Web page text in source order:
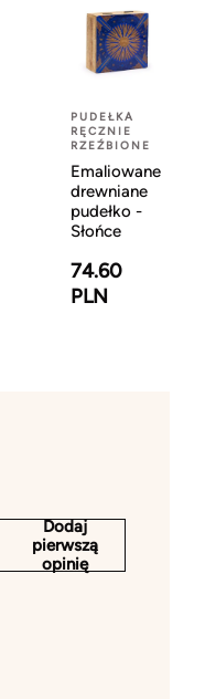
PUDEŁKA
RĘCZNIE
RZEŹBIONE
Emaliowane
drewniane
pudełko -
Słońce
74.60
PLN
Dodaj
pierwszą
opinię